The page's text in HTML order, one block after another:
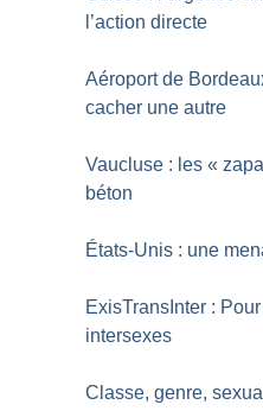
l’action directe
Aéroport de
cacher une autre
Vaucluse : les «
béton
États-Unis : une
ExisTransInter :
intersexes
Classe, genre,